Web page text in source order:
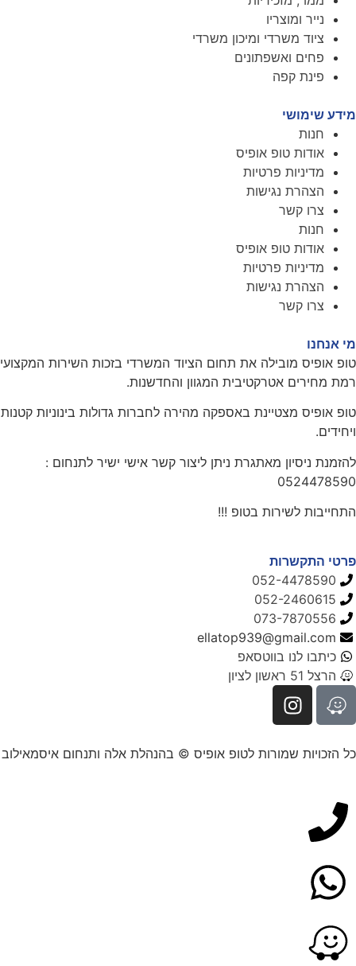
נייר ומוצריו
ציוד משרדי ומיכון משרדי
פחים ואשפתונים
פינת קפה
מידע שימושי
חנות
אודות טופ אופיס
מדיניות פרטיות
הצהרת נגישות
צרו קשר
חנות
אודות טופ אופיס
מדיניות פרטיות
הצהרת נגישות
צרו קשר
מי אנחנו
טופ אופיס מובילה את תחום הציוד המשרדי בזכות השירות המקצועי
רמת מחירים אטרקטיבית המגוון והחדשנות.
טופ אופיס מצטיינת באספקה מהירה לחברות גדולות בינוניות קטנות
ויחידים.
להזמנת ניסיון מאתגרת ניתן ליצור קשר אישי ישיר לתנחום :
0524478590
התחייבות לשירות בטופ !!!
פרטי התקשרות
052-4478590
052-2460615
073-7870556
ellatop939@gmail.com
כיתבו לנו בווטסאפ
הרצל 51 ראשון לציון
כל הזכויות שמורות לטופ אופיס © בהנהלת אלה ותנחום איסמאילוב